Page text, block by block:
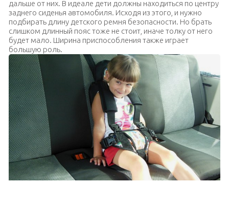
дальше от них. В идеале дети должны находиться по центру
заднего сиденья автомобиля. Исходя из этого, и нужно
подбирать длину детского ремня безопасности. Но брать
слишком длинный пояс тоже не стоит, иначе толку от него
будет мало. Ширина приспособления также играет
большую роль.